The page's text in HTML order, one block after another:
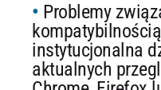
Problemy
instytucjonalna
aktualnych